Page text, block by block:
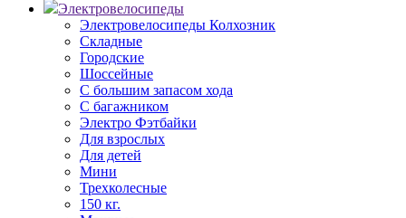
Электровелосипеды
Электровелосипеды Колхозник
Складные
Городские
Шоссейные
С большим запасом хода
С багажником
Электро Фэтбайки
Для взрослых
Для детей
Мини
Трехколесные
150 кг.